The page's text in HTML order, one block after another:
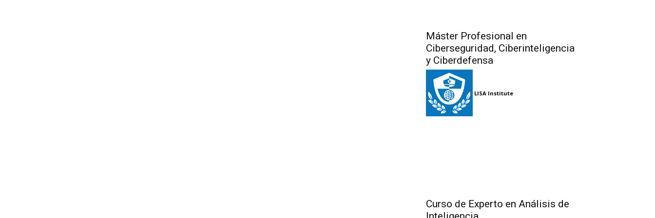
Máster Profesional en
Ciberseguridad, Ciberinteligencia
y Ciberdefensa
LISA Institute
Curso de Experto en Análisis de